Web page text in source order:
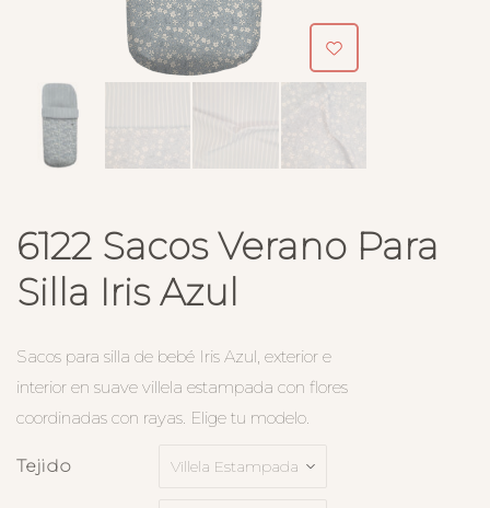
6122 Sacos Verano Para
Silla Iris Azul
Sacos para silla de bebé Iris Azul, exterior e
interior en suave villela estampada con flores
coordinadas con rayas. Elige tu modelo.
Tejido